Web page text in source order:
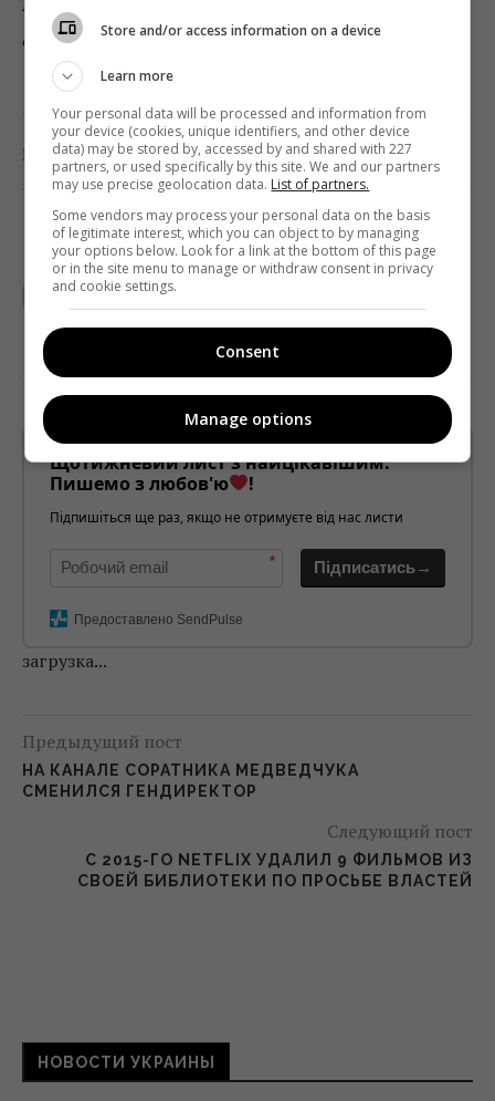
в
TelegramиFacebook!
Поделиться: Facebook Twitter 0
TELEKRITIKA
Щотижневий лист з найцікавішим.
Пишемо з любов'ю
!
Підпишіться ще раз, якщо не отримуєте від нас листи
* Підписатись→
Предоставлено SendPulse
загрузка...
Предыдущий пост
НА КАНАЛЕ СОРАТНИКА МЕДВЕДЧУКА
СМЕНИЛСЯ ГЕНДИРЕКТОР
Следующий пост
С 2015-ГО NETFLIX УДАЛИЛ 9 ФИЛЬМОВ ИЗ
СВОЕЙ БИБЛИОТЕКИ ПО ПРОСЬБЕ ВЛАСТЕЙ
НОВОСТИ УКРАИНЫ
Store and/or access information on a device
Learn more
Your personal data will be processed and information from
your device (cookies, unique identifiers, and other device
data) may be stored by, accessed by and shared with 227
partners, or used specifically by this site. We and our partners
may use precise geolocation data. List of partners.
Some vendors may process your personal data on the basis
of legitimate interest, which you can object to by managing
your options below. Look for a link at the bottom of this page
or in the site menu to manage or withdraw consent in privacy
and cookie settings.
Consent
Manage options